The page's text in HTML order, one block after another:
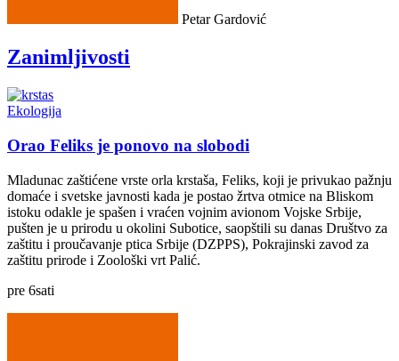
Petar Gardović
Zanimljivosti
Ekologija
Orao Feliks je ponovo na slobodi
Mladunac zaštićene vrste orla krstaša, Feliks, koji je privukao pažnju
domaće i svetske javnosti kada je postao žrtva otmice na Bliskom
istoku odakle je spašen i vraćen vojnim avionom Vojske Srbije,
pušten je u prirodu u okolini Subotice, saopštili su danas Društvo za
zaštitu i proučavanje ptica Srbije (DZPPS), Pokrajinski zavod za
zaštitu prirode i Zoološki vrt Palić.
pre 6sati